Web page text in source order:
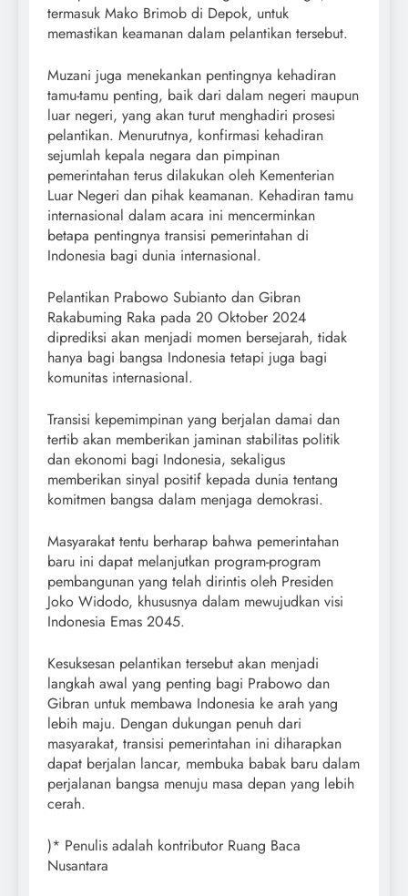
termasuk Mako Brimob di Depok, untuk
memastikan keamanan dalam pelantikan tersebut.
Muzani juga menekankan pentingnya kehadiran
tamu-tamu penting, baik dari dalam negeri maupun
luar negeri, yang akan turut menghadiri prosesi
pelantikan. Menurutnya, konfirmasi kehadiran
sejumlah kepala negara dan pimpinan
pemerintahan terus dilakukan oleh Kementerian
Luar Negeri dan pihak keamanan. Kehadiran tamu
internasional dalam acara ini mencerminkan
betapa pentingnya transisi pemerintahan di
Indonesia bagi dunia internasional.
Pelantikan Prabowo Subianto dan Gibran
Rakabuming Raka pada 20 Oktober 2024
diprediksi akan menjadi momen bersejarah, tidak
hanya bagi bangsa Indonesia tetapi juga bagi
komunitas internasional.
Transisi kepemimpinan yang berjalan damai dan
tertib akan memberikan jaminan stabilitas politik
dan ekonomi bagi Indonesia, sekaligus
memberikan sinyal positif kepada dunia tentang
komitmen bangsa dalam menjaga demokrasi.
Masyarakat tentu berharap bahwa pemerintahan
baru ini dapat melanjutkan program-program
pembangunan yang telah dirintis oleh Presiden
Joko Widodo, khususnya dalam mewujudkan visi
Indonesia Emas 2045.
Kesuksesan pelantikan tersebut akan menjadi
langkah awal yang penting bagi Prabowo dan
Gibran untuk membawa Indonesia ke arah yang
lebih maju. Dengan dukungan penuh dari
masyarakat, transisi pemerintahan ini diharapkan
dapat berjalan lancar, membuka babak baru dalam
perjalanan bangsa menuju masa depan yang lebih
cerah.
)* Penulis adalah kontributor Ruang Baca
Nusantara